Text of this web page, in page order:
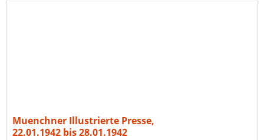
Muenchner Illustrierte Presse,
22.01.1942 bis 28.01.1942